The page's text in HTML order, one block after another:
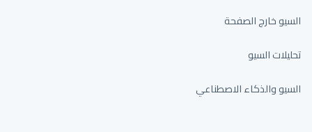
السيو خارج الصفحة
تحليلات السيو
السيو والذكاء الاصطناعي